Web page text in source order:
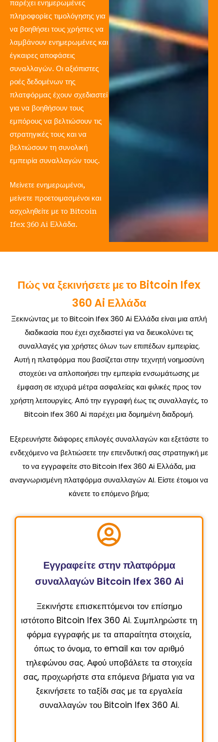
παρέχει ενημερωμένες
πληροφορίες τιμολόγησης για
να βοηθήσει τους χρήστες να
λαμβάνουν ενημερωμένες και
έγκαιρες αποφάσεις
συναλλαγών. Οι αξιόπιστες
ροές δεδομένων της
πλατφόρμας έχουν σχεδιαστεί
για να βοηθήσουν τους
εμπόρους να βελτιώσουν τις
στρατηγικές τους και να
βελτιώσουν τη συνολική
εμπειρία συναλλαγών τους.
Μείνετε ενημερωμένοι,
μείνετε προετοιμασμένοι και
ασχοληθείτε με το Bitcoin
Ifex 360 Ai Ελλάδα.
Πώς να ξεκινήσετε με το Bitcoin Ifex
360 Ai Ελλάδα
Ξεκινώντας με το Bitcoin Ifex 360 Ai Ελλάδα είναι μια απλή
διαδικασία που έχει σχεδιαστεί για να διευκολύνει τις
συναλλαγές για χρήστες όλων των επιπέδων εμπειρίας.
Αυτή η πλατφόρμα που βασίζεται στην τεχνητή νοημοσύνη
στοχεύει να απλοποιήσει την εμπειρία ενσωμάτωσης με
έμφαση σε ισχυρά μέτρα ασφαλείας και φιλικές προς τον
χρήστη λειτουργίες. Από την εγγραφή έως τις συναλλαγές, το
Bitcoin Ifex 360 Ai παρέχει μια δομημένη διαδρομή.
Εξερευνήστε διάφορες επιλογές συναλλαγών και εξετάστε το
ενδεχόμενο να βελτιώσετε την επενδυτική σας στρατηγική με
το να εγγραφείτε στο Bitcoin Ifex 360 Ai Ελλάδα, μια
αναγνωρισμένη πλατφόρμα συναλλαγών AI. Είστε έτοιμοι να
κάνετε το επόμενο βήμα;
Εγγραφείτε στην πλατφόρμα
συναλλαγών Bitcoin Ifex 360 Ai
Ξεκινήστε επισκεπτόμενοι τον επίσημο
ιστότοπο Bitcoin Ifex 360 Ai. Συμπληρώστε τη
φόρμα εγγραφής με τα απαραίτητα στοιχεία,
όπως το όνομα, το email και τον αριθμό
τηλεφώνου σας. Αφού υποβάλετε τα στοιχεία
σας, προχωρήστε στα επόμενα βήματα για να
ξεκινήσετε το ταξίδι σας με τα εργαλεία
συναλλαγών του Bitcoin Ifex 360 Ai.